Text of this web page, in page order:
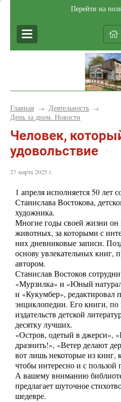
Перейти на
Главная → Деятельность →
День за днем. Новости
Человек,
удовольствие
27 марта 2025 г.
1 апреля исполняется 50 лет
Станислава Востокова,
художника.
Многие годы своей жизни он
животных, за которыми с
них дневниковые записи.
основу увлекательных книг,
автором.
Станислав Востоков
«Мурзилка» и «Юный
и «Кукумбер», редактировал
энциклопедии. Его книги,
издательств детской
десятку лучших.
«Остров, одетый в джерси»,
дразнить!», «Ветер делают
вот лишь некоторые из книг,
чтобы интересно и с пользой
А вашему вниманию
предлагает шуточное
шедевре.